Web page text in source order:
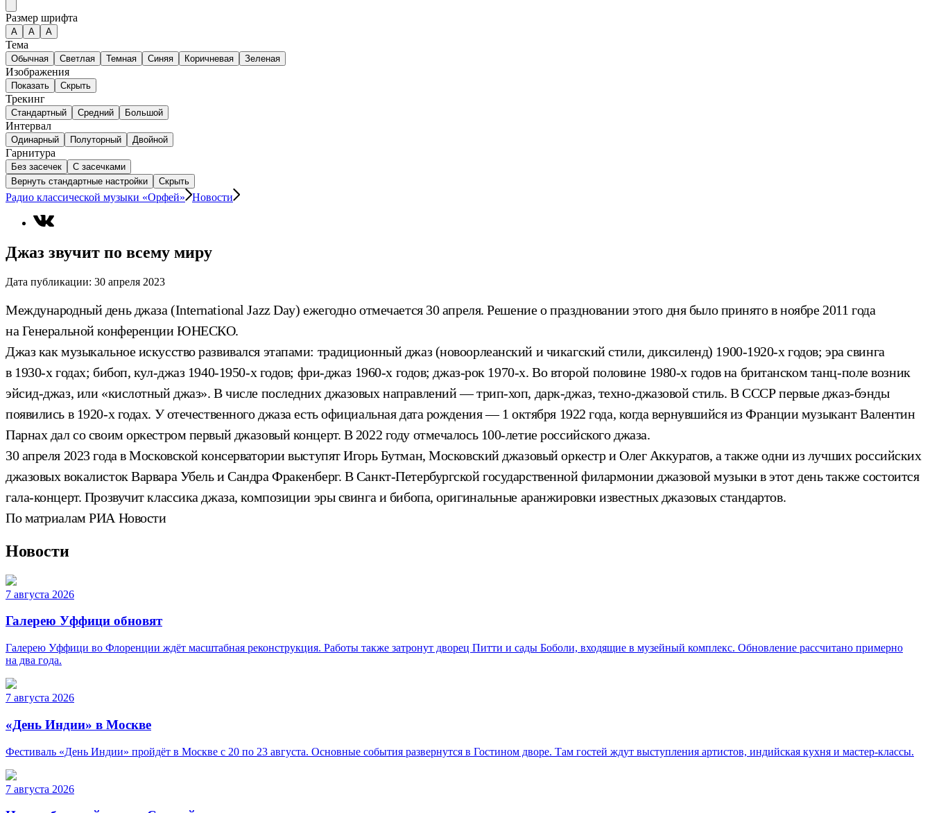
Размер шрифта
А A A
Тема
Обычная Светлая Темная Синяя Коричневая Зеленая
Изображения
Показать Скрыть
Трекинг
Стандартный Средний Большой
Интервал
Одинарный Полуторный Двойной
Гарнитура
Без засечек
С засечками
Вернуть стандартные настройки
Скрыть
Радио классической музыки «Орфей» Новости
Джаз звучит по всему миру
Дата публикации: 30 апреля 2023
Международный день джаза (International Jazz Day) ежегодно отмечается 30 апреля. Решение о праздновании этого дня было принято в ноябре 2011 года
на Генеральной конференции ЮНЕСКО.
Джаз как музыкальное искусство развивался этапами: традиционный джаз (новоорлеанский и чикагский стили, диксиленд) 1900-1920-х годов; эра свинга
в 1930-х годах; бибоп, кул-джаз 1940-1950-х годов; фри-джаз 1960-х годов; джаз-рок 1970-х. Во второй половине 1980-х годов на британском танц-поле возник
эйсид-джаз, или «кислотный джаз». В числе последних джазовых направлений — трип-хоп, дарк-джаз, техно-джазовой стиль. В СССР первые джаз-бэнды
появились в 1920-х годах. У отечественного джаза есть официальная дата рождения — 1 октября 1922 года, когда вернувшийся из Франции музыкант Валентин
Парнах дал со своим оркестром первый джазовый концерт. В 2022 году отмечалось 100-летие российского джаза.
30 апреля 2023 года в Московской консерватории выступят Игорь Бутман, Московский джазовый оркестр и Олег Аккуратов, а также одни из лучших российских
джазовых вокалисток Варвара Убель и Сандра Фракенберг. В Санкт-Петербургской государственной филармонии джазовой музыки в этот день также состоится
гала-концерт. Прозвучит классика джаза, композиции эры свинга и бибопа, оригинальные аранжировки известных джазовых стандартов.
По матриалам РИА Новости
Новости
7 августа 2026
Галерею Уффици обновят
Галерею Уффици во Флоренции ждёт масштабная реконструкция. Работы также затронут дворец Питти и сады Боболи, входящие в музейный комплекс. Обновление рассчитано примерно
на два года.
7 августа 2026
«День Индии» в Москве
Фестиваль «День Индии» пройдёт в Москве с 20 по 23 августа. Основные события развернутся в Гостином дворе. Там гостей ждут выступления артистов, индийская кухня и мастер-классы.
7 августа 2026